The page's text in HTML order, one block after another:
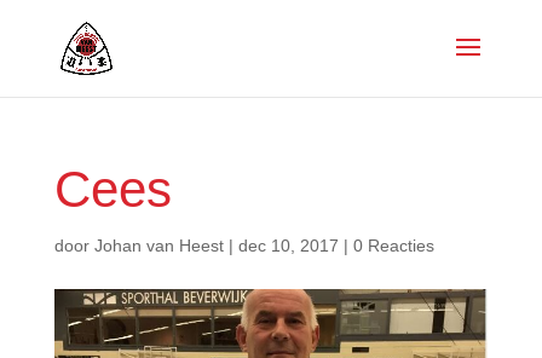
Cees
door Johan van Heest| dec 10, 2017 | 0 Reacties